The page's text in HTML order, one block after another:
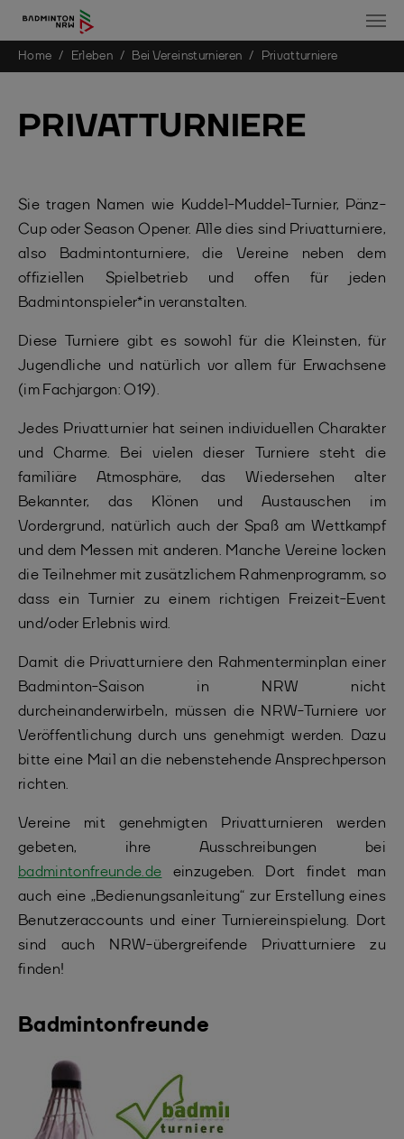
Skip to main content
You are here:
Home Erleben Bei Vereinsturnieren Privatturniere
PRIVATTURNIERE
Sie tragen Namen wie Kuddel-Muddel-Turnier, Pänz-
Cup oder Season Opener. Alle dies sind Privatturniere,
also Badmintonturniere, die Vereine neben dem
offiziellen Spielbetrieb und offen für jeden
Badmintonspieler*in veranstalten.
Diese Turniere gibt es sowohl für die Kleinsten, für
Jugendliche und natürlich vor allem für Erwachsene
(im Fachjargon: O19).
Jedes Privatturnier hat seinen individuellen Charakter
und Charme. Bei vielen dieser Turniere steht die
familiäre Atmosphäre, das Wiedersehen alter
Bekannter, das Klönen und Austauschen im
Vordergrund, natürlich auch der Spaß am Wettkampf
und dem Messen mit anderen. Manche Vereine locken
die Teilnehmer mit zusätzlichem Rahmenprogramm, so
dass ein Turnier zu einem richtigen Freizeit-Event
und/oder Erlebnis wird.
Damit die Privatturniere den Rahmenterminplan einer
Badminton-Saison in NRW nicht
durcheinanderwirbeln, müssen die NRW-Turniere vor
Veröffentlichung durch uns genehmigt werden. Dazu
bitte eine Mail an die nebenstehende Ansprechperson
richten.
Vereine mit genehmigten Privatturnieren werden
gebeten, ihre Ausschreibungen bei
badmintonfreunde.de einzugeben. Dort findet man
auch eine „Bedienungsanleitung“ zur Erstellung eines
Benutzeraccounts und einer Turniereinspielung. Dort
sind auch NRW-übergreifende Privatturniere zu
finden!
Badmintonfreunde